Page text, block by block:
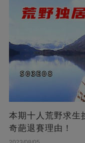
本期十人荒野求生
奇葩退賽理由！